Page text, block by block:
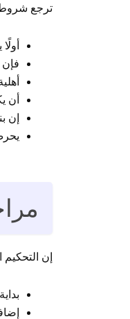
ترجع شروط
أن
إن
إن
بداية